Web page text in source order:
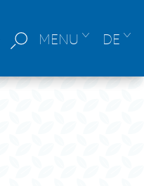
MENU DE